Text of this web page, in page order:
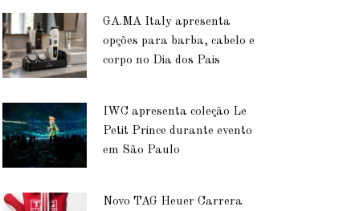
GA.MA Italy apresenta
opções para barba, cabelo e
corpo no Dia dos Pais
IWC apresenta coleção Le
Petit Prince durante evento
em São Paulo
Novo TAG Heuer Carrera